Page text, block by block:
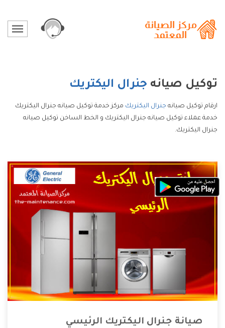
توكيل صيانه جنرال اليكتريك
ارقام توكيل صيانه جنرال اليكتريك مركز خدمة توكيل صيانه جنرال اليكتريك
خدمة عملاء توكيل صيانه جنرال اليكتريك و الخط الساخن توكيل صيانه
جنرال اليكتريك.
صيانة جنرال اليكتريك الرئيسي